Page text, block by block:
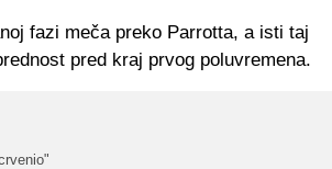
fazi meča preko Parrotta, a isti taj
pred kraj prvog poluvremena.